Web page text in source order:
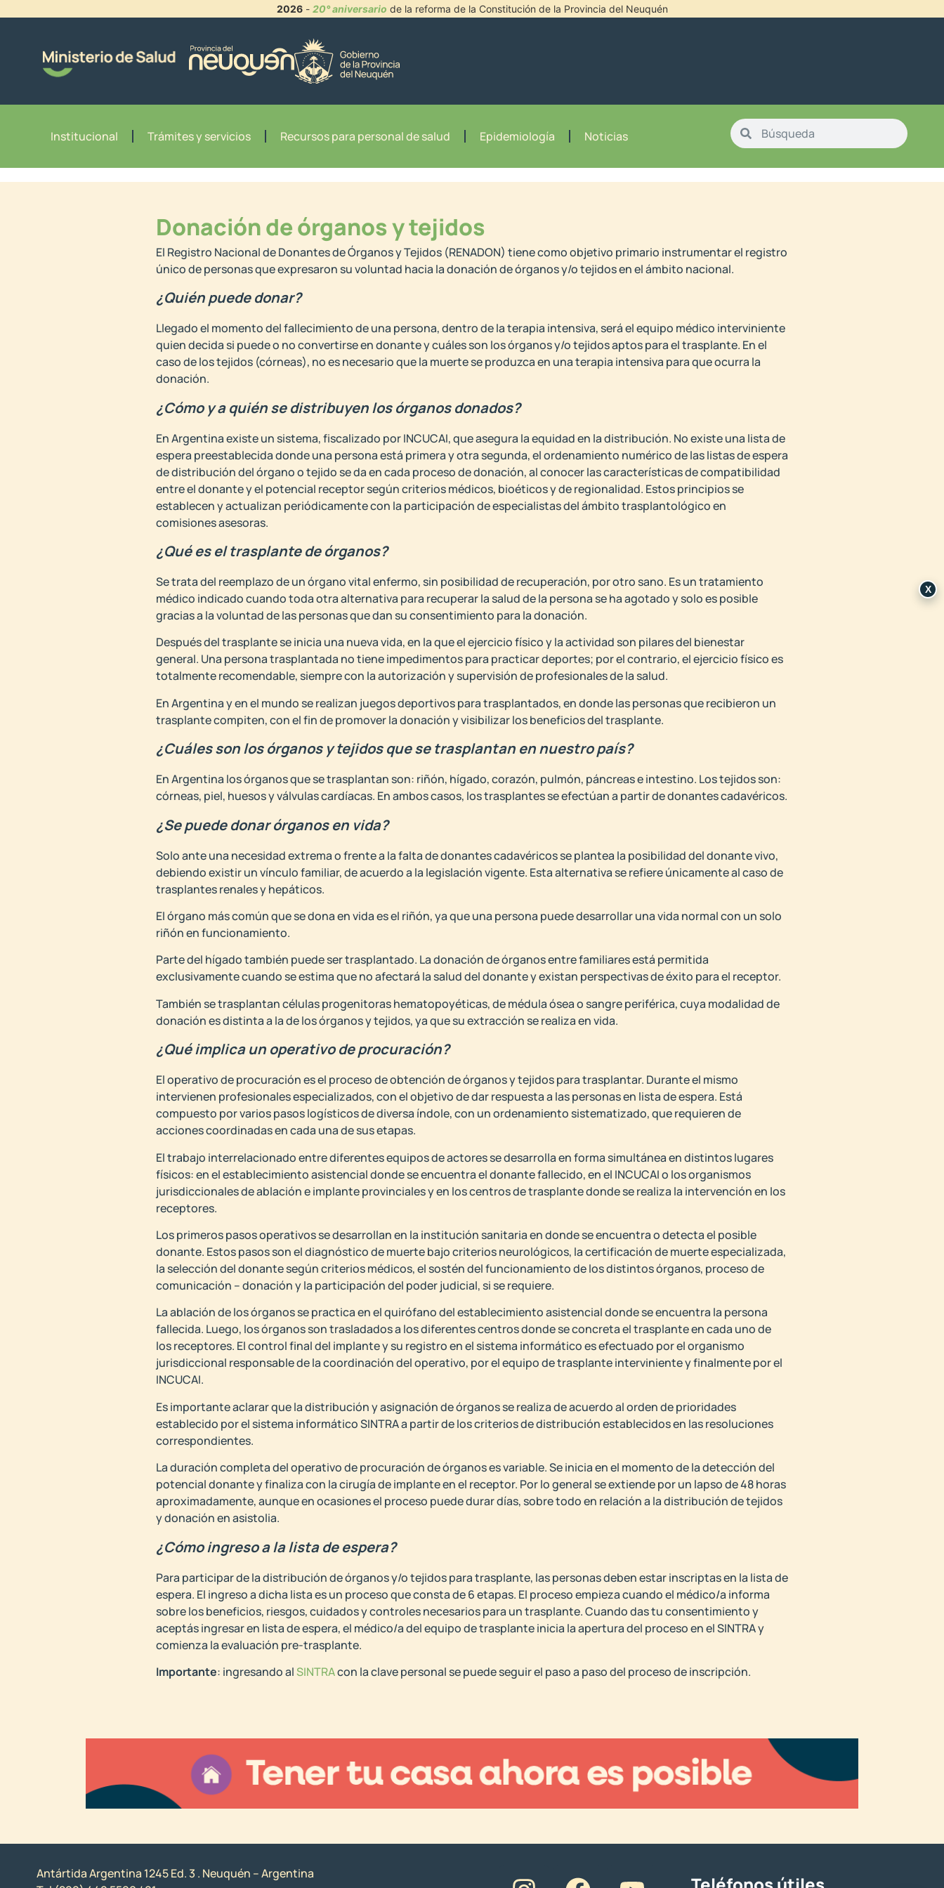
2026- 20° aniversario de la reforma de la Constitución de la Provincia del Neuquén
Institucional Trámites y servicios Recursos para personal de salud Epidemiología Noticias
Donación de órganos y tejidos
El Registro Nacional de Donantes de Órganos y Tejidos (RENADON) tiene como objetivo primario instrumentar el registro
único de personas que expresaron su voluntad hacia la donación de órganos y/o tejidos en el ámbito nacional.
¿Quién puede donar?
Llegado el momento del fallecimiento de una persona, dentro de la terapia intensiva, será el equipo médico interviniente
quien decida si puede o no convertirse en donante y cuáles son los órganos y/o tejidos aptos para el trasplante. En el
caso de los tejidos (córneas), no es necesario que la muerte se produzca en una terapia intensiva para que ocurra la
donación.
¿Cómo y a quién se distribuyen los órganos donados?
En Argentina existe un sistema, fiscalizado por INCUCAI, que asegura la equidad en la distribución. No existe una lista de
espera preestablecida donde una persona está primera y otra segunda, el ordenamiento numérico de las listas de espera
de distribución del órgano o tejido se da en cada proceso de donación, al conocer las características de compatibilidad
entre el donante y el potencial receptor según criterios médicos, bioéticos y de regionalidad. Estos principios se
establecen y actualizan periódicamente con la participación de especialistas del ámbito trasplantológico en
comisiones asesoras.
¿Qué es el trasplante de órganos?
Se trata del reemplazo de un órgano vital enfermo, sin posibilidad de recuperación, por otro sano. Es un tratamiento
médico indicado cuando toda otra alternativa para recuperar la salud de la persona se ha agotado y solo es posible
gracias a la voluntad de las personas que dan su consentimiento para la donación.
Después del trasplante se inicia una nueva vida, en la que el ejercicio físico y la actividad son pilares del bienestar
general. Una persona trasplantada no tiene impedimentos para practicar deportes; por el contrario, el ejercicio físico es
totalmente recomendable, siempre con la autorización y supervisión de profesionales de la salud.
En Argentina y en el mundo se realizan juegos deportivos para trasplantados, en donde las personas que recibieron un
trasplante compiten, con el fin de promover la donación y visibilizar los beneficios del trasplante.
¿Cuáles son los órganos y tejidos que se trasplantan en nuestro país?
En Argentina los órganos que se trasplantan son: riñón, hígado, corazón, pulmón, páncreas e intestino. Los tejidos son:
córneas, piel, huesos y válvulas cardíacas. En ambos casos, los trasplantes se efectúan a partir de donantes cadavéricos.
¿Se puede donar órganos en vida?
Solo ante una necesidad extrema o frente a la falta de donantes cadavéricos se plantea la posibilidad del donante vivo,
debiendo existir un vínculo familiar, de acuerdo a la legislación vigente. Esta alternativa se refiere únicamente al caso de
trasplantes renales y hepáticos.
El órgano más común que se dona en vida es el riñón, ya que una persona puede desarrollar una vida normal con un solo
riñón en funcionamiento.
Parte del hígado también puede ser trasplantado. La donación de órganos entre familiares está permitida
exclusivamente cuando se estima que no afectará la salud del donante y existan perspectivas de éxito para el receptor.
También se trasplantan células progenitoras hematopoyéticas, de médula ósea o sangre periférica, cuya modalidad de
donación es distinta a la de los órganos y tejidos, ya que su extracción se realiza en vida.
¿Qué implica un operativo de procuración?
El operativo de procuración es el proceso de obtención de órganos y tejidos para trasplantar. Durante el mismo
intervienen profesionales especializados, con el objetivo de dar respuesta a las personas en lista de espera. Está
compuesto por varios pasos logísticos de diversa índole, con un ordenamiento sistematizado, que requieren de
acciones coordinadas en cada una de sus etapas.
El trabajo interrelacionado entre diferentes equipos de actores se desarrolla en forma simultánea en distintos lugares
físicos: en el establecimiento asistencial donde se encuentra el donante fallecido, en el INCUCAI o los organismos
jurisdiccionales de ablación e implante provinciales y en los centros de trasplante donde se realiza la intervención en los
receptores.
Los primeros pasos operativos se desarrollan en la institución sanitaria en donde se encuentra o detecta el posible
donante. Estos pasos son el diagnóstico de muerte bajo criterios neurológicos, la certificación de muerte especializada,
la selección del donante según criterios médicos, el sostén del funcionamiento de los distintos órganos, proceso de
comunicación – donación y la participación del poder judicial, si se requiere.
La ablación de los órganos se practica en el quirófano del establecimiento asistencial donde se encuentra la persona
fallecida. Luego, los órganos son trasladados a los diferentes centros donde se concreta el trasplante en cada uno de
los receptores. El control final del implante y su registro en el sistema informático es efectuado por el organismo
jurisdiccional responsable de la coordinación del operativo, por el equipo de trasplante interviniente y finalmente por el
INCUCAI.
Es importante aclarar que la distribución y asignación de órganos se realiza de acuerdo al orden de prioridades
establecido por el sistema informático SINTRA a partir de los criterios de distribución establecidos en las resoluciones
correspondientes.
La duración completa del operativo de procuración de órganos es variable. Se inicia en el momento de la detección del
potencial donante y finaliza con la cirugía de implante en el receptor. Por lo general se extiende por un lapso de 48 horas
aproximadamente, aunque en ocasiones el proceso puede durar días, sobre todo en relación a la distribución de tejidos
y donación en asistolia.
¿Cómo ingreso a la lista de espera?
Para participar de la distribución de órganos y/o tejidos para trasplante, las personas deben estar inscriptas en la lista de
espera. El ingreso a dicha lista es un proceso que consta de 6 etapas. El proceso empieza cuando el médico/a informa
sobre los beneficios, riesgos, cuidados y controles necesarios para un trasplante. Cuando das tu consentimiento y
aceptás ingresar en lista de espera, el médico/a del equipo de trasplante inicia la apertura del proceso en el SINTRA y
comienza la evaluación pre-trasplante.
Importante: ingresando alSINTRAcon la clave personal se puede seguir el paso a paso del proceso de inscripción.
Antártida Argentina 1245 Ed. 3 . Neuquén – Argentina
X